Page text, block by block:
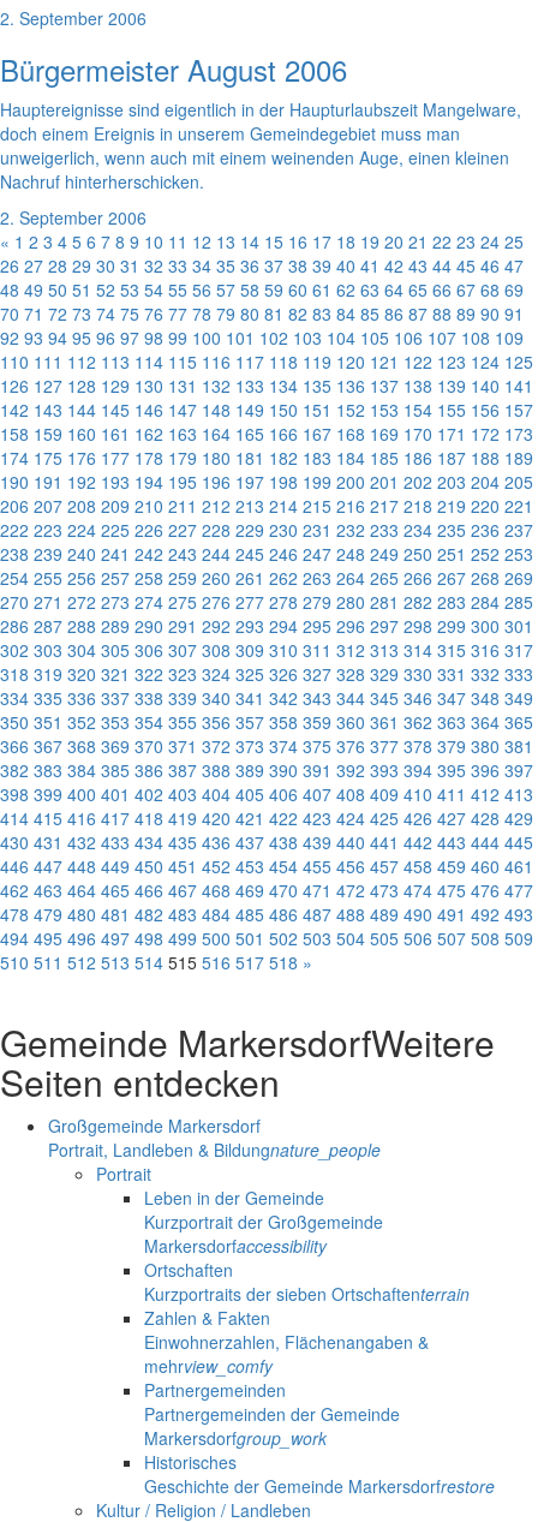
2. September 2006
Bürgermeister August 2006
Hauptereignisse sind eigentlich in der Haupturlaubszeit Mangelware,
doch einem Ereignis in unserem Gemeindegebiet muss man
unweigerlich, wenn auch mit einem weinenden Auge, einen kleinen
Nachruf hinterherschicken.
2. September 2006
« 1 2 3 4 5 6 7 8 9 10 11 12 13 14 15 16 17 18 19 20 21 22 23 24 25
26 27 28 29 30 31 32 33 34 35 36 37 38 39 40 41 42 43 44 45 46 47
48 49 50 51 52 53 54 55 56 57 58 59 60 61 62 63 64 65 66 67 68 69
70 71 72 73 74 75 76 77 78 79 80 81 82 83 84 85 86 87 88 89 90 91
92 93 94 95 96 97 98 99 100 101 102 103 104 105 106 107 108 109
110 111 112 113 114 115 116 117 118 119 120 121 122 123 124 125
126 127 128 129 130 131 132 133 134 135 136 137 138 139 140 141
142 143 144 145 146 147 148 149 150 151 152 153 154 155 156 157
158 159 160 161 162 163 164 165 166 167 168 169 170 171 172 173
174 175 176 177 178 179 180 181 182 183 184 185 186 187 188 189
190 191 192 193 194 195 196 197 198 199 200 201 202 203 204 205
206 207 208 209 210 211 212 213 214 215 216 217 218 219 220 221
222 223 224 225 226 227 228 229 230 231 232 233 234 235 236 237
238 239 240 241 242 243 244 245 246 247 248 249 250 251 252 253
254 255 256 257 258 259 260 261 262 263 264 265 266 267 268 269
270 271 272 273 274 275 276 277 278 279 280 281 282 283 284 285
286 287 288 289 290 291 292 293 294 295 296 297 298 299 300 301
302 303 304 305 306 307 308 309 310 311 312 313 314 315 316 317
318 319 320 321 322 323 324 325 326 327 328 329 330 331 332 333
334 335 336 337 338 339 340 341 342 343 344 345 346 347 348 349
350 351 352 353 354 355 356 357 358 359 360 361 362 363 364 365
366 367 368 369 370 371 372 373 374 375 376 377 378 379 380 381
382 383 384 385 386 387 388 389 390 391 392 393 394 395 396 397
398 399 400 401 402 403 404 405 406 407 408 409 410 411 412 413
414 415 416 417 418 419 420 421 422 423 424 425 426 427 428 429
430 431 432 433 434 435 436 437 438 439 440 441 442 443 444 445
446 447 448 449 450 451 452 453 454 455 456 457 458 459 460 461
462 463 464 465 466 467 468 469 470 471 472 473 474 475 476 477
478 479 480 481 482 483 484 485 486 487 488 489 490 491 492 493
494 495 496 497 498 499 500 501 502 503 504 505 506 507 508 509
510 511 512 513 514 515 516 517 518 »
Gemeinde MarkersdorfWeitere
Seiten entdecken
Großgemeinde Markersdorf
Portrait, Landleben & Bildungnature_people
Portrait
Leben in der Gemeinde
Kurzportrait der Großgemeinde
Markersdorfaccessibility
Ortschaften
Kurzportraits der sieben Ortschaftenterrain
Zahlen & Fakten
Einwohnerzahlen, Flächenangaben &
mehrview_comfy
Partnergemeinden
Partnergemeinden der Gemeinde
Markersdorfgroup_work
Historisches
Geschichte der Gemeinde Markersdorfrestore
Kultur / Religion / Landleben